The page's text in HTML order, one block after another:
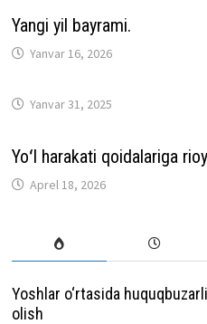
Yangi yil bayrami.
Yanvar 16, 2026
Yanvar 31, 2025
Yoʻl harakati qoidalariga
Aprel 18, 2026
Yoshlar o‘rtasida
olish